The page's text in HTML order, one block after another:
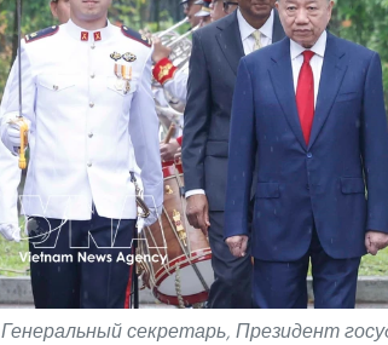
Генеральный секретарь, Президент